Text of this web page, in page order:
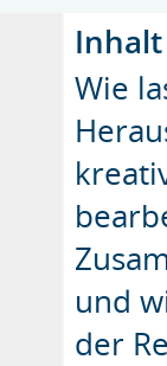
Inhalt
Wie
und
der